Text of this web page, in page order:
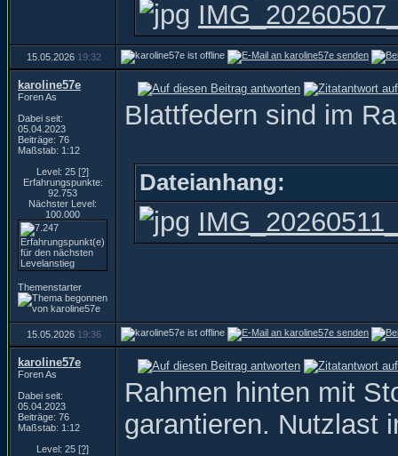
15.05.2026 19:32
karoline57e
Foren As
Dabei seit:
05.04.2023
Beiträge: 76
Maßstab: 1:12
Level: 25 [?]
Erfahrungspunkte:
92.753
Nächster Level:
100.000
Themenstarter
Blattfedern sind im
Dateianhang:
15.05.2026 19:36
karoline57e
Foren As
Dabei seit:
05.04.2023
Beiträge: 76
Maßstab: 1:12
Level: 25 [?]
Rahmen hinten mit
garantieren. Nutzlast